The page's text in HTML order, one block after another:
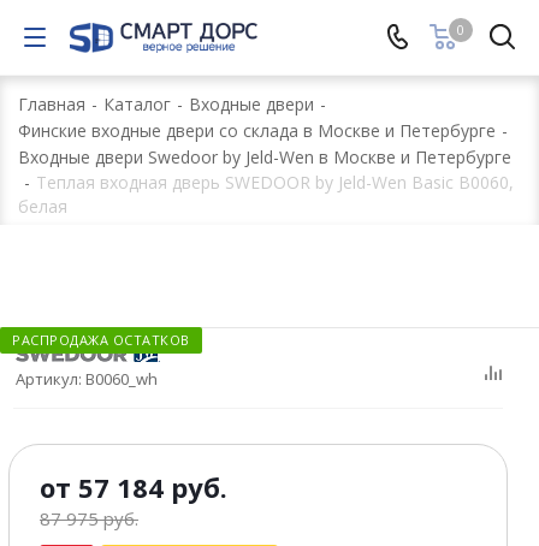
0
Главная - Каталог - Входные двери -
Финские входные двери со склада в Москве и Петербурге -
Входные двери Swedoor by Jeld-Wen в Москве и Петербурге
- Теплая входная дверь SWEDOOR by Jeld-Wen Basic B0060,
белая
РАСПРОДАЖА ОСТАТКОВ
Артикул: B0060_wh
от 57 184 руб.
87 975 руб.